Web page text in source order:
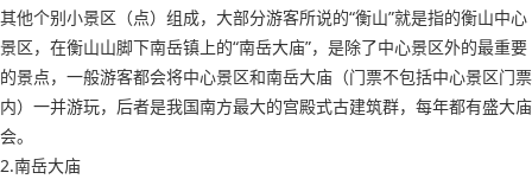
其他个别小景区（点）组成，大部分游客所说的“衡山”就是指的衡山中心
景区，在衡山山脚下南岳镇上的“南岳大庙”，是除了中心景区外的最重要
的景点，一般游客都会将中心景区和南岳大庙（门票不包括中心景区门票
内）一并游玩，后者是我国南方最大的宫殿式古建筑群，每年都有盛大庙
会。
2.南岳大庙